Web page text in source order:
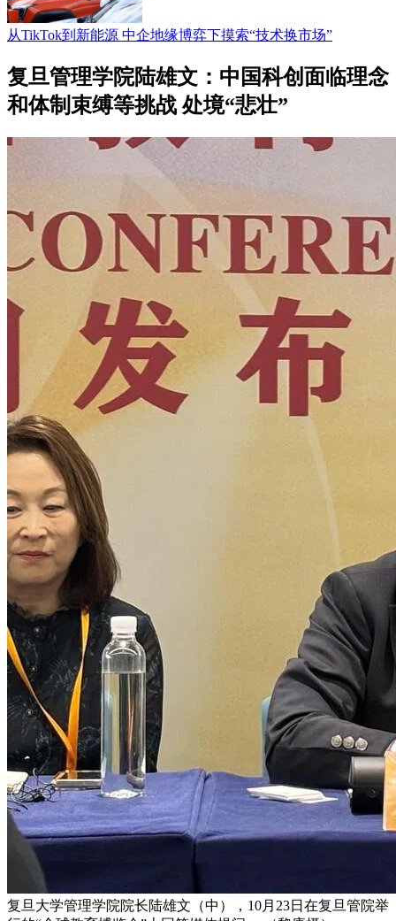
从TikTok到新能源 中企地缘博弈下摸索“技术换市场”
复旦管理学院陆雄文：中国科创面临理念
和体制束缚等挑战 处境“悲壮”
复旦大学管理学院院长陆雄文（中），10月23日在复旦管院举